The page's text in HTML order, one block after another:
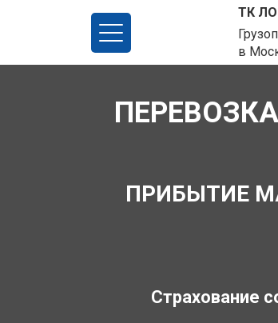
ТК
в
ПРИБЫТИЕ
Страхование